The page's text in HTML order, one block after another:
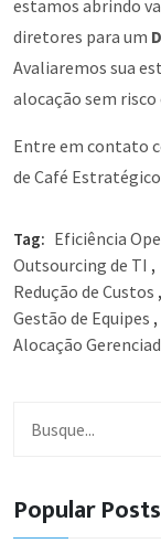
estamos abrindo
diretores para um
Avaliaremos sua
alocação sem
Entre em contato
de Café
Tag: Eficiência
Outsourcing de TI ,
Redução de Custos ,
Gestão de Equipes ,
Alocação
Popular Posts